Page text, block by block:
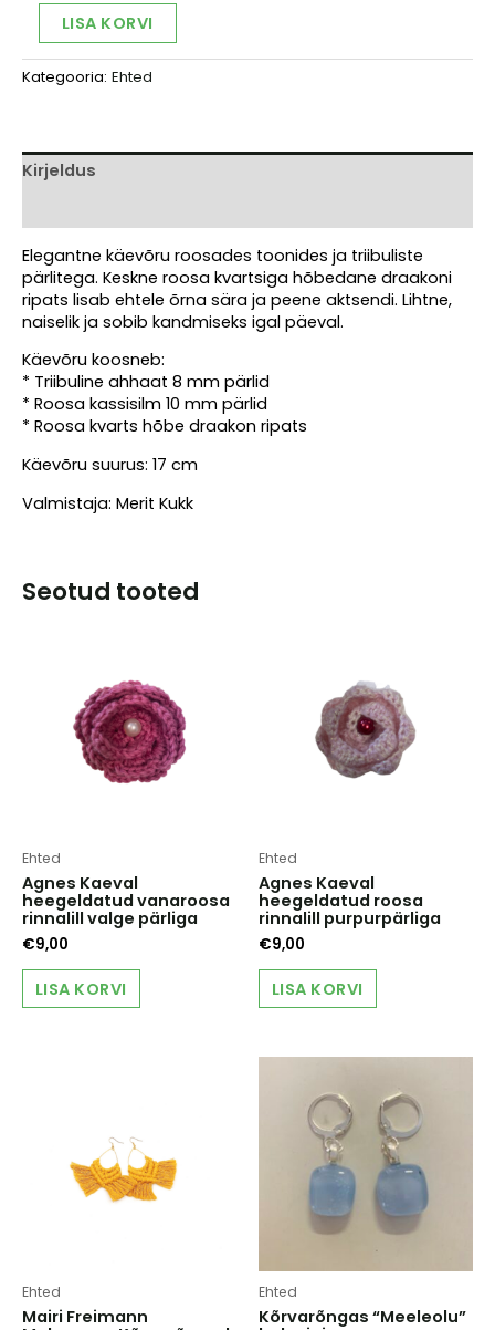
Roosa
käevõru
hõbedraakoni
ripatsiga,
LISA KORVI
Alternative:
Kategooria: Ehted
Kirjeldus
Elegantne käevõru roosades toonides ja triibuliste
pärlitega. Keskne roosa kvartsiga hõbedane draakoni
ripats lisab ehtele õrna sära ja peene aktsendi. Lihtne,
naiselik ja sobib kandmiseks igal päeval.
Käevõru koosneb:
* Triibuline ahhaat 8 mm pärlid
* Roosa kassisilm 10 mm pärlid
* Roosa kvarts hõbe draakon ripats
Käevõru suurus: 17 cm
Valmistaja: Merit Kukk
Seotud tooted
Ehted
Agnes Kaeval
heegeldatud vanaroosa
rinnalill valge pärliga
€9,00
LISA KORVI
Ehted
Agnes Kaeval
heegeldatud roosa
rinnalill purpurpärliga
€9,00
LISA KORVI
Ehted
Mairi Freimann
Ehted
Kõrvarõngas “Meeleolu”